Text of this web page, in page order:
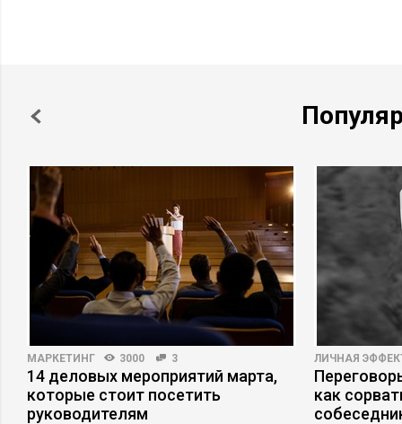
МАРКЕТИНГ 3000 3
14 деловых мероприятий марта,
которые стоит посетить
руководителям
ЛИЧНАЯ
как